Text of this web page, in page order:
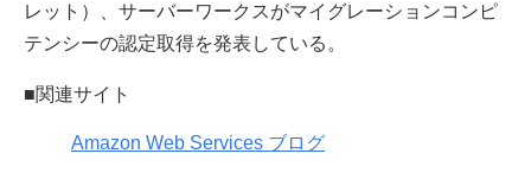
レット）、サーバーワークスがマイグレーションコンピ
テンシーの認定取得を発表している。
■関連サイト
Amazon Web Services ブログ